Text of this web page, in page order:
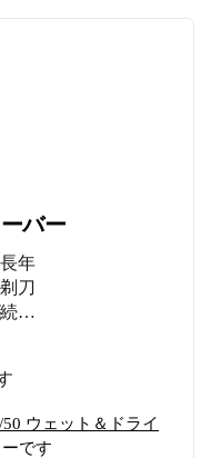
ら
す
バー
年
刀
い
は
ー
ら
50 ウェット＆ドライ
です